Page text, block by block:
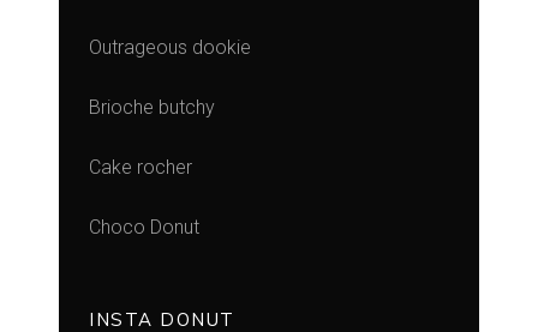
Outrageous dookie
Brioche butchy
Cake rocher
Choco Donut
INSTA DONUT